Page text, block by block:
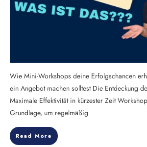
Wie Mini-Workshops deine Erfolgschancen
ein Angebot machen solltest Die Entdeckung
Maximale Effektivität in kürzester Zeit
Grundlage, um regelmäßig
Read More